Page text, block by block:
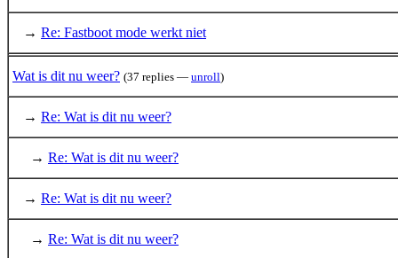
→ Re: Fastboot mode werkt niet
Wat is dit nu weer? (37 replies — unroll)
→ Re: Wat is dit nu weer?
→ Re: Wat is dit nu weer?
→ Re: Wat is dit nu weer?
→ Re: Wat is dit nu weer?